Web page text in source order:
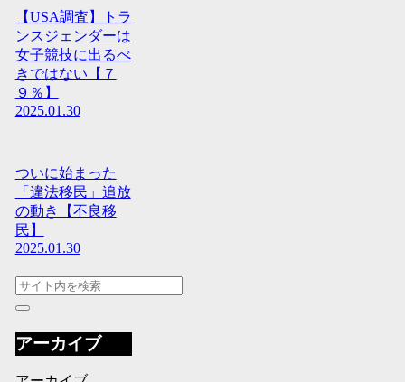
【USA調査】トラ
ンスジェンダーは
女子競技に出るべ
きではない【７
９％】
2025.01.30
ついに始まった
「違法移民」追放
の動き【不良移
民】
2025.01.30
アーカイブ